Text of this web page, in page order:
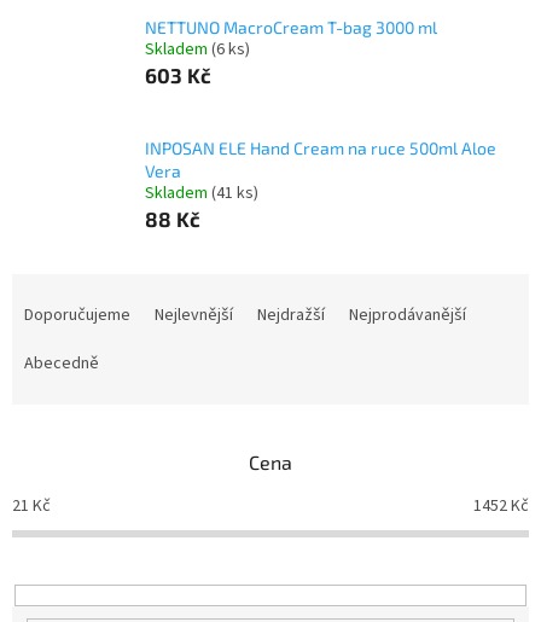
NETTUNO MacroCream T-bag 3000 ml
Skladem (6 ks)
603 Kč
INPOSAN ELE Hand Cream na ruce 500ml Aloe
Vera
Skladem (41 ks)
88 Kč
o
d
k
t
Doporučujeme Nejlevnější Nejdražší
Nejprodávanější
Abecedně
Cena
21 Kč 1452Kč